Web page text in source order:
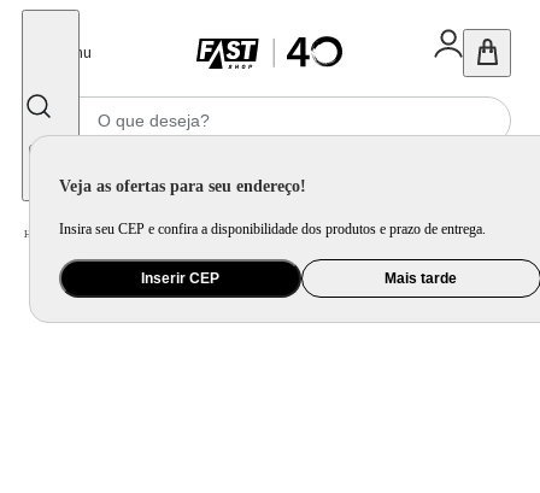
Menu
Veja as ofertas para seu endereço!
Insira seu CEP e confira a disponibilidade dos produtos e prazo de entrega.
Inserir CEP Mais tarde
Home Esporte e Mobilidade / Fitness e Musculação